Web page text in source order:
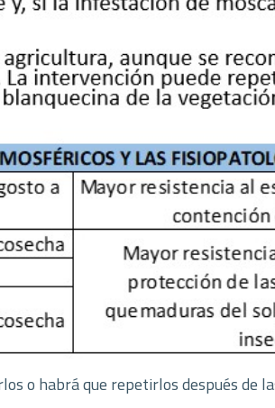
o habrá que repetirlos después de